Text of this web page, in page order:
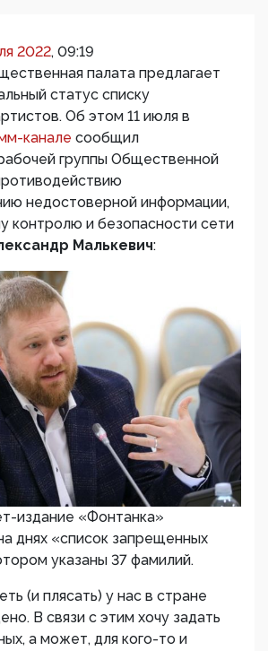
2022, 09:19
палата предлагает
статус списку
Об этом 11 июля в
канале сообщил
группы Общественной
недостоверной информации,
контролю и безопасности сети
Малькевич:
издание «Фонтанка»
днях «список запрещенных
указаны 37 фамилий.
(и плясать) у нас в стране
В связи с этим хочу задать
а может, для кого-то и